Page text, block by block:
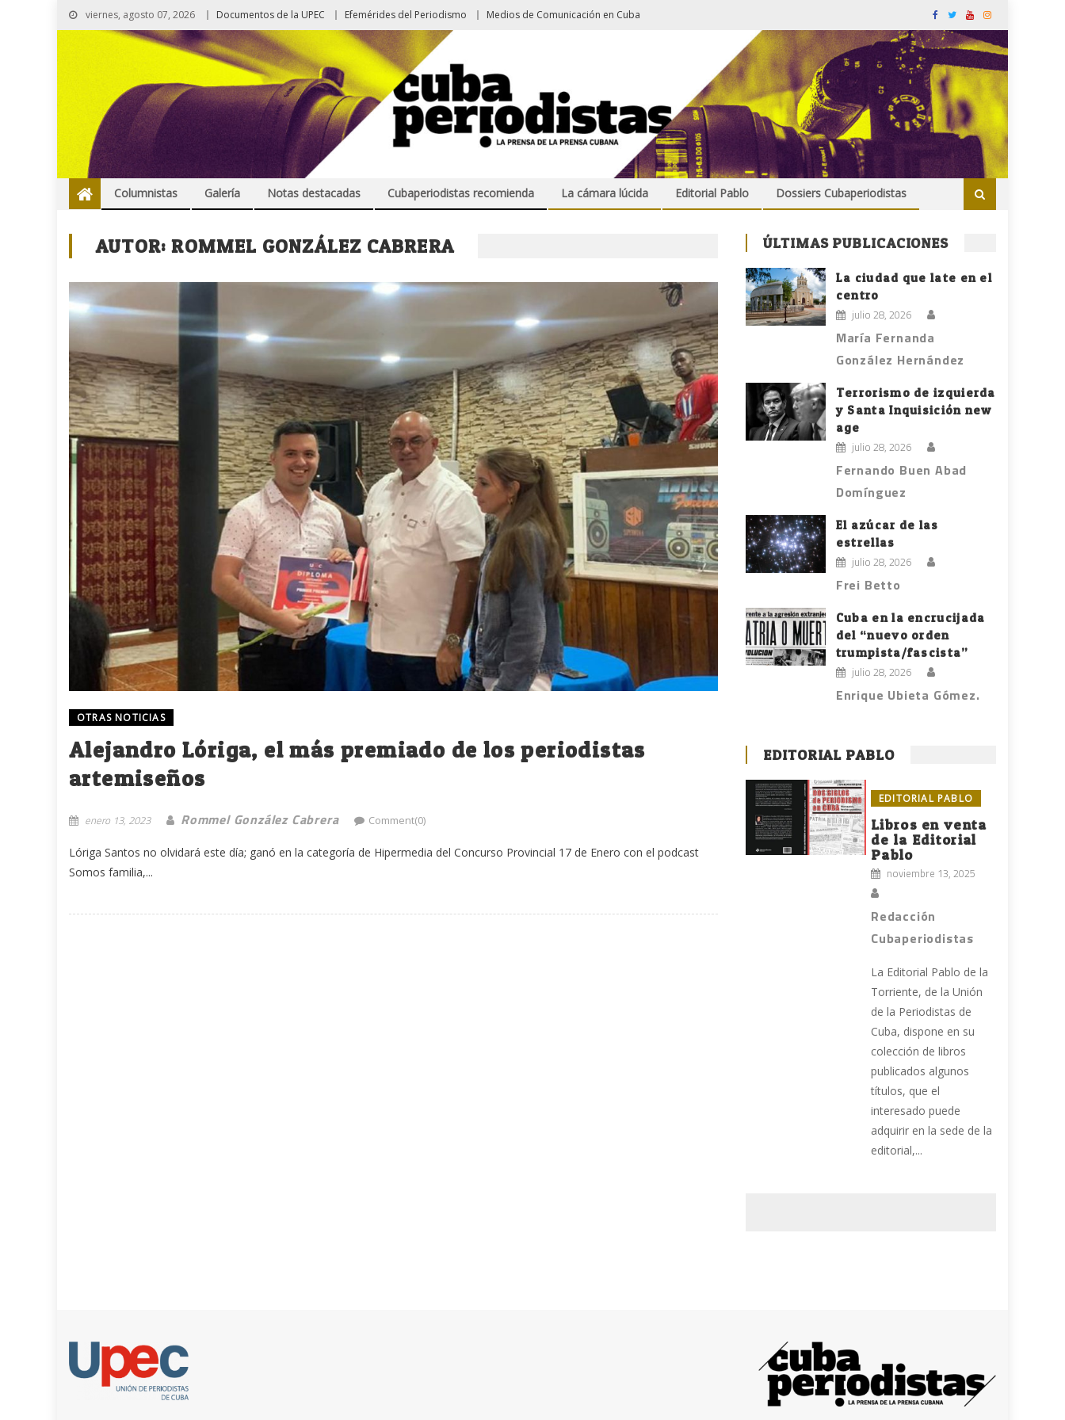
viernes, agosto 07, 2026 Documentos de la UPEC Efemérides del Periodismo Medios de Comunicación en Cuba
Columnistas Galería Notas destacadas Cubaperiodistas recomienda La cámara lúcida Editorial Pablo Dossiers Cubaperiodistas
AUTOR:ROMMEL GONZÁLEZ CABRERA
OTRAS NOTICIAS
Alejandro Lóriga, el más premiado de los periodistas
artemiseños
enero 13, 2023 Rommel González Cabrera Comment(0)
Lóriga Santos no olvidará este día; ganó en la categoría de Hipermedia del Concurso Provincial 17 de Enero con el podcast
Somos familia,...
ÚLTIMAS PUBLICACIONES
La ciudad que late en el
centro
julio 28, 2026
María Fernanda
González Hernández
Terrorismo de izquierda
y Santa Inquisición new
age
julio 28, 2026
Fernando Buen Abad
Domínguez
El azúcar de las
estrellas
julio 28, 2026
Frei Betto
Cuba en la encrucijada
del “nuevo orden
trumpista/fascista”
julio 28, 2026
Enrique Ubieta Gómez.
EDITORIAL PABLO
EDITORIAL PABLO
Libros en venta
de la Editorial
Pablo
noviembre 13, 2025
Redacción
Cubaperiodistas
La Editorial Pablo de la
Torriente, de la Unión
de la Periodistas de
Cuba, dispone en su
colección de libros
publicados algunos
títulos, que el
interesado puede
adquirir en la sede de la
editorial,...